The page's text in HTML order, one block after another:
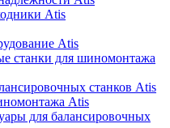
Atis
Atis
станки для шиномонтажа
станков Atis
Atis
для балансировочных